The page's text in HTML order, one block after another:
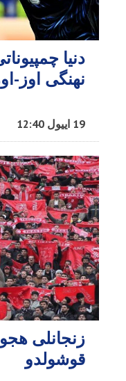
نهنگی اوز-
19 اییول 12:40
زنجانلی
قوشولدو